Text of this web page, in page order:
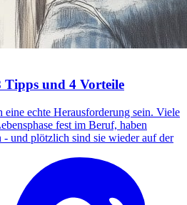
Tipps und 4 Vorteile
eine echte Herausforderung sein. Viele
fest im Beruf, haben
und plötzlich sind sie wieder auf der